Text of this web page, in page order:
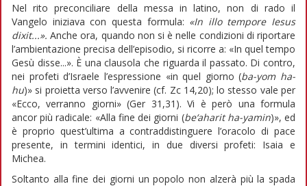
Nel rito preconciliare della messa in latino, non di rado il
Vangelo iniziava con questa formula: «In illo tempore Iesus
dixit...». Anche ora, quando non si è nelle condizioni di riportare
l’ambientazione precisa dell’episodio, si ricorre a: «In quel tempo
Gesù disse...». È una clausola che riguarda il passato. Di contro,
nei profeti d’Israele l’espressione «in quel giorno (ba-yom ha-
hu)» si proietta verso l’avvenire (cf. Zc 14,20); lo stesso vale per
«Ecco, verranno giorni» (Ger 31,31). Vi è però una formula
ancor più radicale: «Alla fine dei giorni (be‘aharit ha-yamin)», ed
è proprio quest’ultima a contraddistinguere l’oracolo di pace
presente, in termini identici, in due diversi profeti: Isaia e
Michea.
Soltanto alla fine dei giorni un popolo non alzerà più la spada